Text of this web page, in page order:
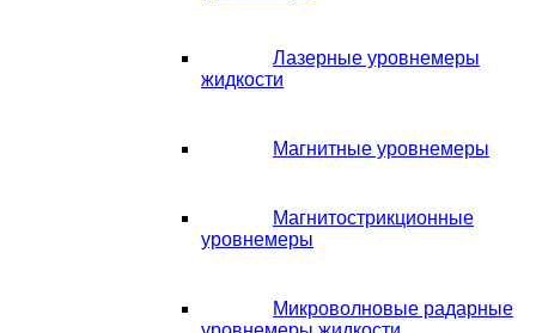
Лазерные уровнемеры
жидкости
Магнитные уровнемеры
Магнитострикционные
уровнемеры
Микроволновые радарные